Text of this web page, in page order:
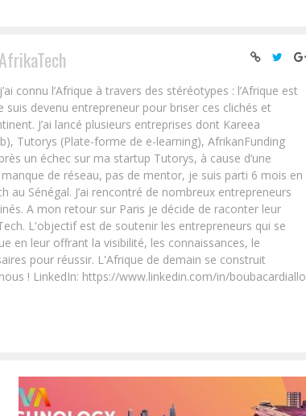
connu l’Afrique à travers des stéréotypes : l’Afrique est
suis devenu entrepreneur pour briser ces clichés et
J’ai lancé plusieurs entreprises dont Kareea
Tutorys (Plate-forme de e-learning), AfrikanFunding
un échec sur ma startup Tutorys, à cause d’une
de réseau, pas de mentor, je suis parti 6 mois en
au Sénégal. J’ai rencontré de nombreux entrepreneurs
A mon retour sur Paris je décide de raconter leur
L'objectif est de soutenir les entrepreneurs qui se
en leur offrant la visibilité, les connaissances, le
pour réussir. L'Afrique de demain se construit
! LinkedIn: https://www.linkedin.com/in/boubacardiallo